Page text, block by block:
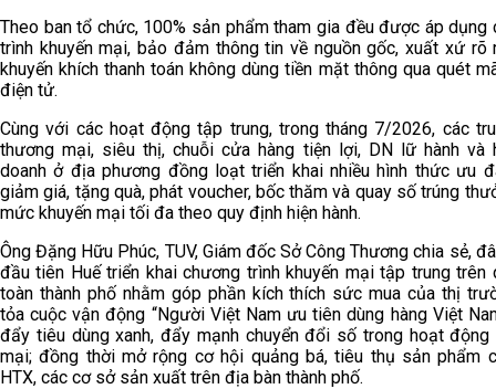
Theo ban tổ chức, 100% sản phẩm tham gia đều được áp dụng
trình khuyến mại, bảo đảm thông tin về nguồn gốc, xuất xứ rõ
khuyến khích thanh toán không dùng tiền mặt thông qua quét
điện tử.
Cùng với các hoạt động tập trung, trong tháng 7/2026, các
thương mại, siêu thị, chuỗi cửa hàng tiện lợi, DN lữ hành và
doanh ở địa phương đồng loạt triển khai nhiều hình thức ưu
giảm giá, tặng quà, phát voucher, bốc thăm và quay số trúng
mức khuyến mại tối đa theo quy định hiện hành.
Ông Đặng Hữu Phúc, TUV, Giám đốc Sở Công Thương chia sẻ,
đầu tiên Huế triển khai chương trình khuyến mại tập trung trên
toàn thành phố nhằm góp phần kích thích sức mua của thị
tỏa cuộc vận động “Người Việt Nam ưu tiên dùng hàng Việt
đẩy tiêu dùng xanh, đẩy mạnh chuyển đổi số trong hoạt động
mại; đồng thời mở rộng cơ hội quảng bá, tiêu thụ sản phẩm
HTX, các cơ sở sản xuất trên địa bàn thành phố.